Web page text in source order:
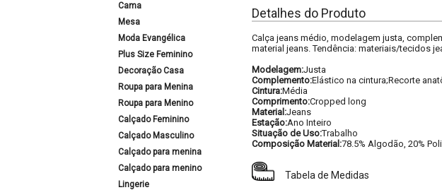
Cama
Mesa
Moda Evangélica
Plus Size Feminino
Decoração Casa
Roupa para Menina
Roupa para Menino
Calçado Feminino
Calçado Masculino
Calçado para menina
Calçado para menino
Lingerie
Detalhes do Produto
Calça jeans médio, modelagem justa,
material jeans. Tendência: materiais/tecidos
Modelagem:Justa
Complemento:Elástico na cintura;Recorte
Cintura:Média
Comprimento:Cropped long
Material:Jeans
Estação:Ano Inteiro
Situação de Uso:Trabalho
Composição Material:78.5% Algodão, 20%
Tabela de Medidas